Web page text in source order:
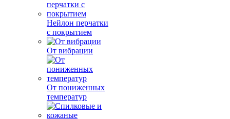
Нейлон перчатки
с покрытием
От вибрации
От пониженных
температур